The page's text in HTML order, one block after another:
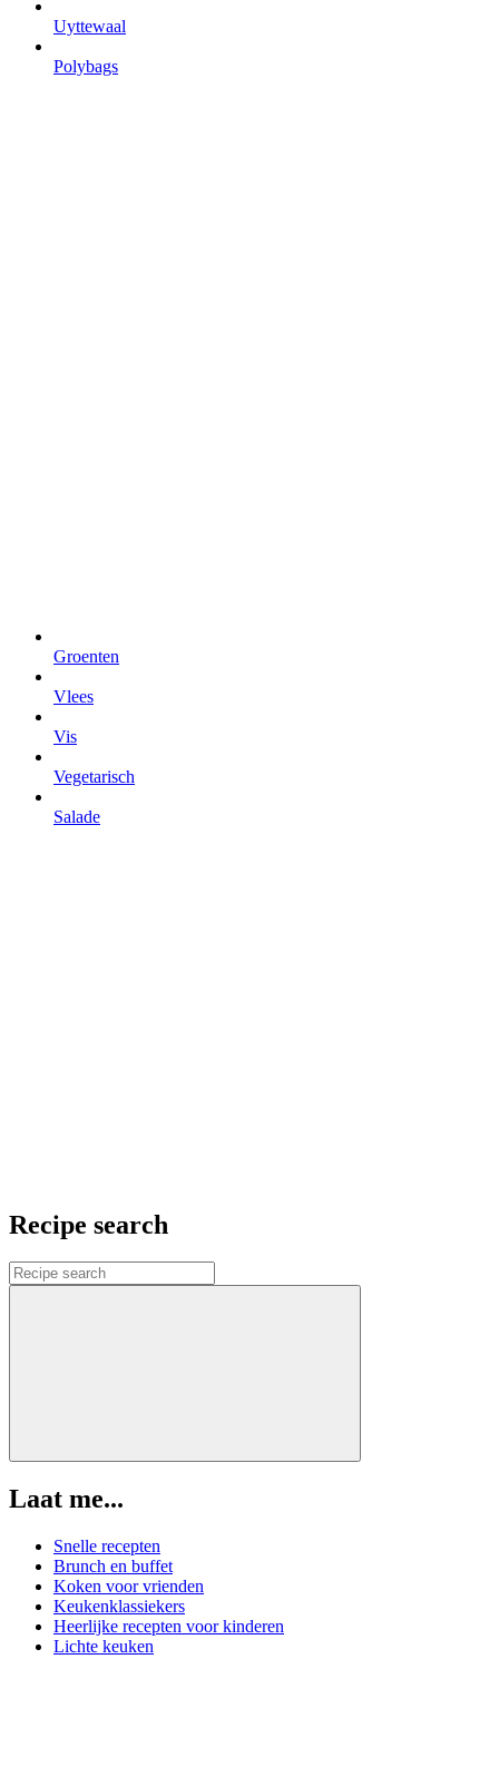
Uyttewaal
Polybags
Groenten
Vlees
Vis
Vegetarisch
Salade
Recipe search
Laat me...
Snelle recepten
Brunch en buffet
Koken voor vrienden
Keukenklassiekers
Heerlijke recepten voor kinderen
Lichte keuken